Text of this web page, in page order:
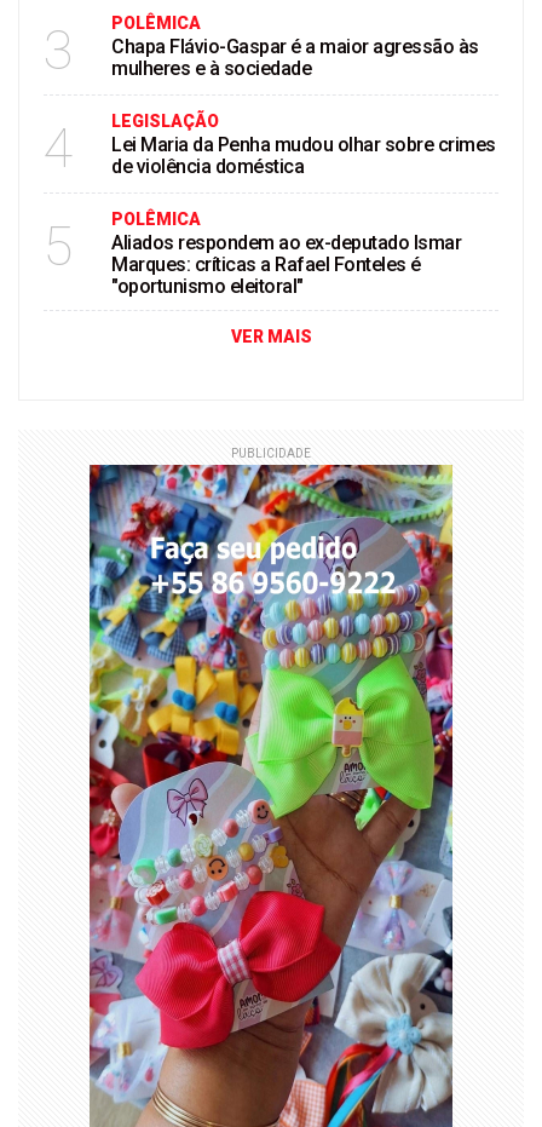
3 POLÊMICA
Chapa Flávio-Gaspar é a maior agressão às
mulheres e à sociedade
4 LEGISLAÇÃO
Lei Maria da Penha mudou olhar sobre crimes
de violência doméstica
5 POLÊMICA
Aliados respondem ao ex-deputado Ismar
Marques: críticas a Rafael Fonteles é
"oportunismo eleitoral"
VER MAIS
PUBLICIDADE